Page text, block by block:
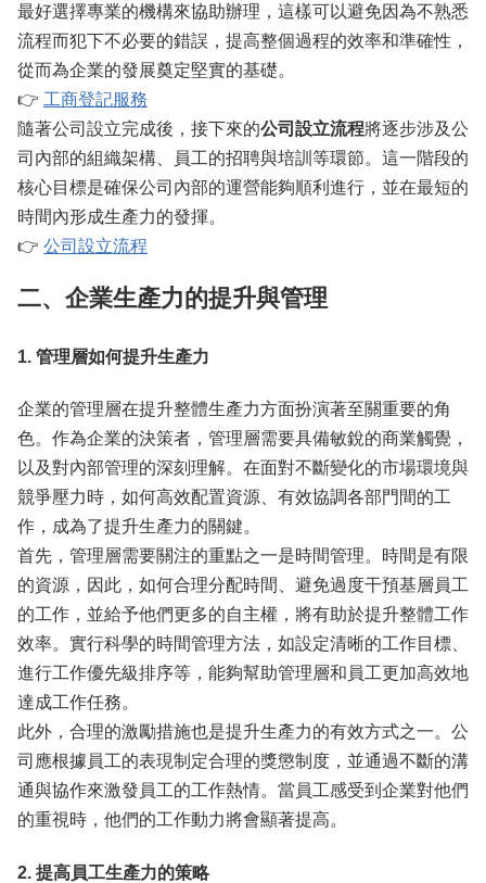
最好選擇專業的機構來協助辦理，這樣可以避免因為不熟悉
流程而犯下不必要的錯誤，提高整個過程的效率和準確性，
從而為企業的發展奠定堅實的基礎。
👉 工商登記服務
隨著公司設立完成後，接下來的公司設立流程將逐步涉及公
司內部的組織架構、員工的招聘與培訓等環節。這一階段的
核心目標是確保公司內部的運營能夠順利進行，並在最短的
時間內形成生產力的發揮。
👉 公司設立流程
二、企業生產力的提升與管理
1. 管理層如何提升生產力
企業的管理層在提升整體生產力方面扮演著至關重要的角
色。作為企業的決策者，管理層需要具備敏銳的商業觸覺，
以及對內部管理的深刻理解。在面對不斷變化的市場環境與
競爭壓力時，如何高效配置資源、有效協調各部門間的工
作，成為了提升生產力的關鍵。
首先，管理層需要關注的重點之一是時間管理。時間是有限
的資源，因此，如何合理分配時間、避免過度干預基層員工
的工作，並給予他們更多的自主權，將有助於提升整體工作
效率。實行科學的時間管理方法，如設定清晰的工作目標、
進行工作優先級排序等，能夠幫助管理層和員工更加高效地
達成工作任務。
此外，合理的激勵措施也是提升生產力的有效方式之一。公
司應根據員工的表現制定合理的獎懲制度，並通過不斷的溝
通與協作來激發員工的工作熱情。當員工感受到企業對他們
的重視時，他們的工作動力將會顯著提高。
2. 提高員工生產力的策略